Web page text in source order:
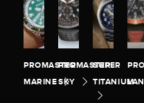
PROMASTER
MARINE
PROMASTER
SKY
SUPER
TITANIUM